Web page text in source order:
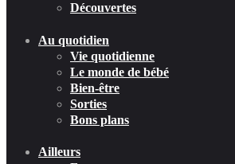
Découvertes
Au quotidien
Vie quotidienne
Le monde de bébé
Bien-être
Sorties
Bons plans
Ailleurs